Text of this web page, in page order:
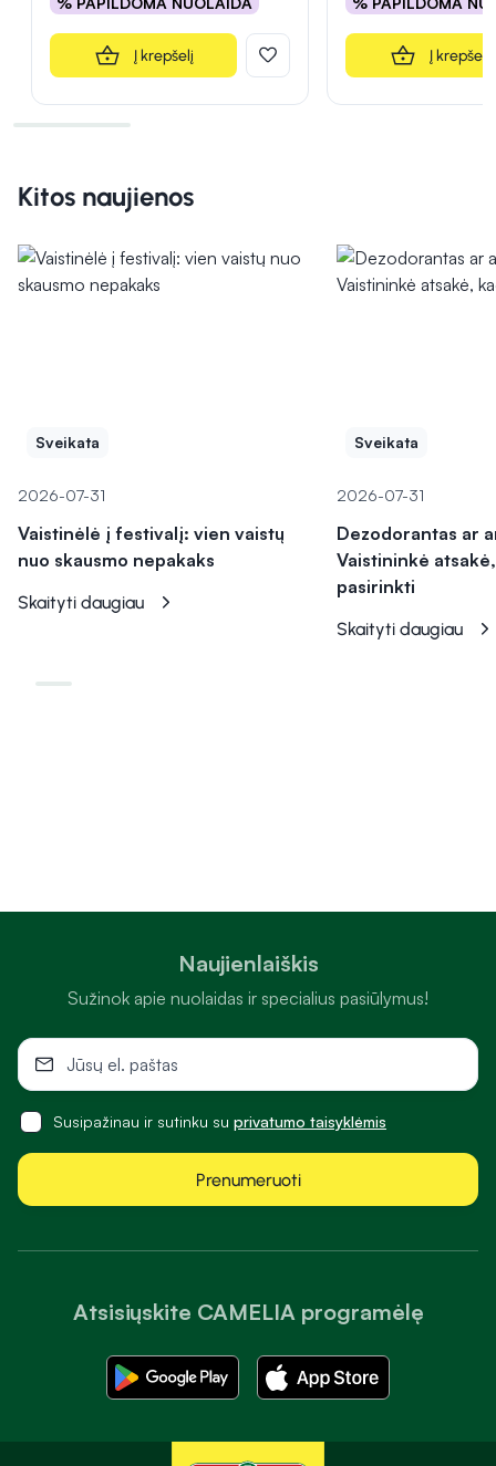
Į krepšelį Į krepšelį
Kitos naujienos
Sveikata
2026-07-31
Vaistinėlė į festivalį: vien vaistų
nuo skausmo nepakaks
Skaityti daugiau
Sveikata
2026-07-31
Dezodorantas ar
Vaistininkė
pasirinkti
Skaityti daugiau
Atsisiųskite CAMELIA programėlę
Naujienlaiškis
Sužinok apie nuolaidas ir specialius pasiūlymus!
Susipažinau ir sutinku su privatumo taisyklėmis
Prenumeruoti